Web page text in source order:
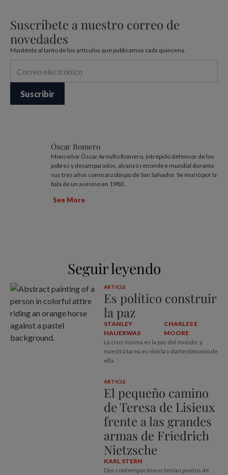
Suscríbete a nuestro correo de
novedades
Manténte al tanto de los artículos que publicamos cada quincena.
Óscar Romero
Monseñor Óscar Arnulfo Romero, intrépido defensor de los
pobres y desamparados, alcanzó renombre mundial durante
sus tres años como arzobispo de San Salvador. Se murió por la
bala de un asesino en 1980.
See More
Seguir leyendo
ARTICLE
Es político construir
la paz
STANLEY
HAUERWAS
CHARLES E
MOORE
La cruz misma es la paz del mundo, y
nuestra tarea es vivirla y dartestimonio de
ella.
ARTICLE
El pequeño camino
de Teresa de Lisieux
frente a las grandes
armas de Friedrich
Nietzsche
KARL STERN
Dos contemporáneos tenían puntos de